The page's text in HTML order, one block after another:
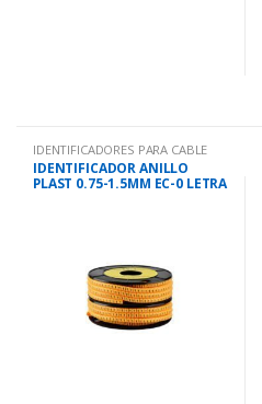
IDENTIFICADORES PARA CABLE
IDENTIFICADOR ANILLO
PLAST 0.75-1.5MM EC-0 LETRA